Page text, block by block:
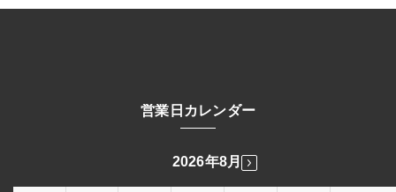
営業日カレンダー
2026年8月